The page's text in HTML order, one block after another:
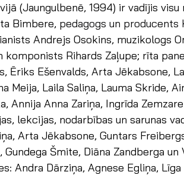
(Jaungulbenē, 1994) ir vadījis
Bimbere, pedagogs un producents
Andrejs Osokins, muzikologs
komponists Rihards Zaļupe; rīta
Ēriks Ešenvalds, Arta Jēkabsone,
Meija, Laila Saliņa, Lauma Skride,
Annija Anna Zariņa, Ingrīda
lekcijas, nodarbības un sarunas
Arta Jēkabsone, Guntars
Šmite, Diāna Zandberga
Andra Dārziņa, Agnese Egliņa, Līga